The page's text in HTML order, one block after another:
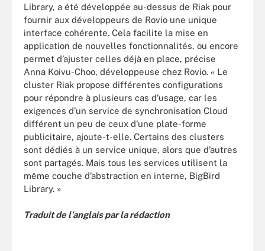
Library, a été développée au-dessus de Riak pour
fournir aux développeurs de Rovio une unique
interface cohérente. Cela facilite la mise en
application de nouvelles fonctionnalités, ou encore
permet d’ajuster celles déjà en place, précise
Anna Koivu-Choo, développeuse chez Rovio. « Le
cluster Riak propose différentes configurations
pour répondre à plusieurs cas d’usage, car les
exigences d’un service de synchronisation Cloud
différent un peu de ceux d’une plate-forme
publicitaire, ajoute-t-elle. Certains des clusters
sont dédiés à un service unique, alors que d’autres
sont partagés. Mais tous les services utilisent la
même couche d’abstraction en interne, BigBird
Library. »
Traduit de l’anglais par la rédaction